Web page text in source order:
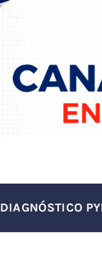
La fuerza de
DIAGNÓSTICO